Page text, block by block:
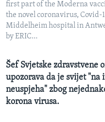
Jezici
first part of the Moderna
the novel coronavirus, Covid-
Middelheim hospital in
by ERIC…
Šef Svjetske zdravstvene
upozorava da je svijet
neuspjeha" zbog
korona virusa.